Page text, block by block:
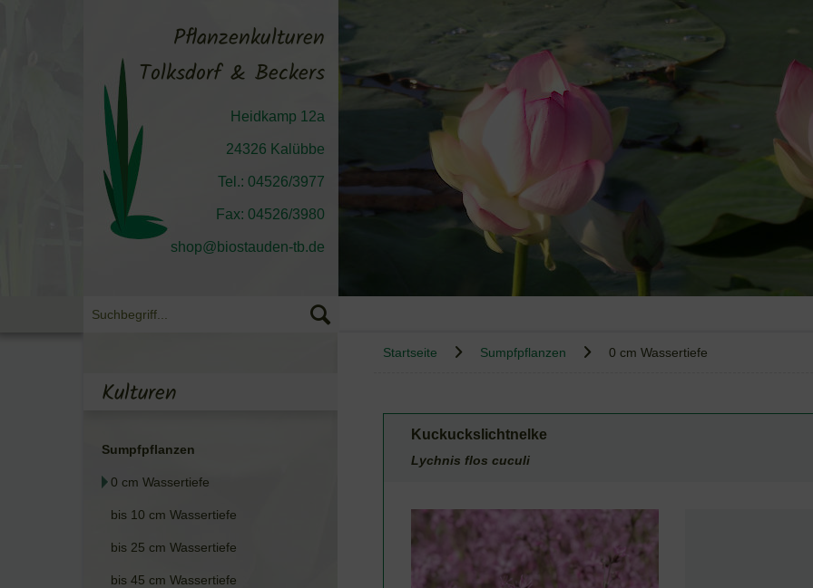
Pflanzenkulturen
Tolksdorf & Beckers
Heidkamp 12a
24326 Kalübbe
Tel.: 04526/3977
Fax: 04526/3980
shop@biostauden-tb.de
Startseite Sumpfpflanzen 0 cm Wassertiefe
Kulturen
Sumpfpflanzen
0 cm Wassertiefe
bis 10 cm Wassertiefe
bis 25 cm Wassertiefe
bis 45 cm Wassertiefe
Kuckuckslichtnelke
Lychnis flos cuculi